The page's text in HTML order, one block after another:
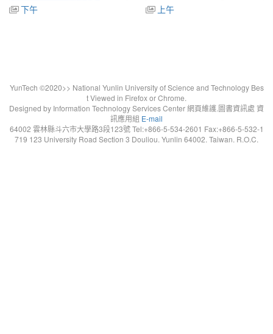
下午 上午
YunTech ©2020>> National Yunlin University of Science and Technology Bes
t Viewed in Firefox or Chrome.
Designed by Information Technology Services Center 網頁維護.圖書資訊處 資
訊應用組 E-mail
64002 雲林縣斗六市大學路3段123號 Tel:+866-5-534-2601 Fax:+866-5-532-1
719 123 University Road Section 3 Douliou. Yunlin 64002. Taiwan. R.O.C.